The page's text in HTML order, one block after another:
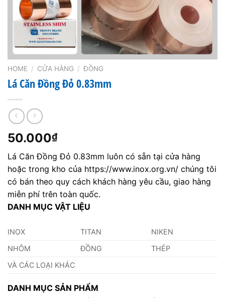
HOME / CỬA HÀNG / ĐỒNG
Lá Căn Đồng Đỏ 0.83mm
50.000₫
Lá Căn Đồng Đỏ 0.83mm luôn có sẵn tại cửa hàng
hoặc trong kho của https://www.inox.org.vn/ chúng tôi
có bán theo quy cách khách hàng yêu cầu, giao hàng
miễn phí trên toàn quốc.
DANH MỤC VẬT LIỆU
INOX TITAN
NIKEN
NHÔM
ĐỒNG
THÉP
VÀ CÁC LOẠI KHÁC
DANH MỤC SẢN PHẨM